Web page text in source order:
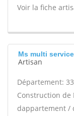
Voir la fiche
Ms multi
Artisan
Département: 33
Construction de
dappartement